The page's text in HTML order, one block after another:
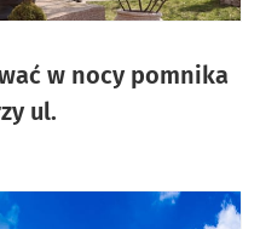
w nocy pomnika
ul.